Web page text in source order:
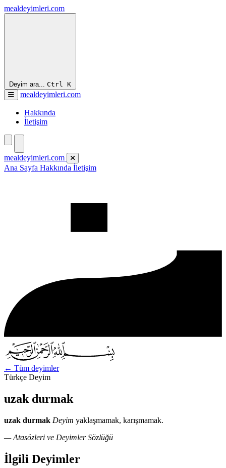
mealdeyimleri.com
Deyim ara... Ctrl K
mealdeyimleri.com
Hakkında
İletişim
mealdeyimleri.com
Ana Sayfa Hakkında İletişim
← Tüm deyimler
Türkçe Deyim
uzak durmak
uzak durmak Deyim yaklaşmamak, karışmamak.
— Atasözleri ve Deyimler Sözlüğü
İlgili Deyimler